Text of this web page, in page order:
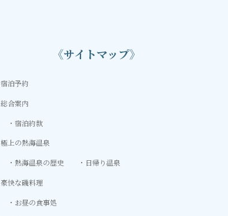
《サイトマップ》
宿泊予約
総合案内
宿泊約款
極上の熱海温泉
熱海温泉の歴史
日帰り温泉
豪快な磯料理
お昼の食事処